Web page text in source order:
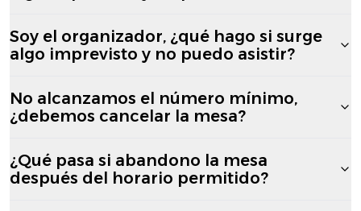
Soy el organizador, ¿qué hago si surge
algo imprevisto y no puedo asistir?
No alcanzamos el número mínimo,
¿debemos cancelar la mesa?
¿Qué pasa si abandono la mesa
después del horario permitido?